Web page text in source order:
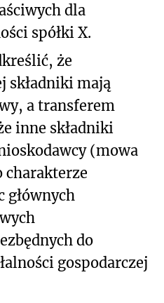
dla
spółki X.
że
składniki mają
a transferem
inne składniki
(mowa
charakterze
głównych
do
gospodarczej